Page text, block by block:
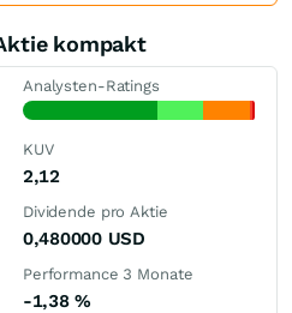
kompakt
Analysten-Ratings
KUV
2,12
Dividende pro Aktie
0,480000 USD
Performance 3 Monate
-1,38%